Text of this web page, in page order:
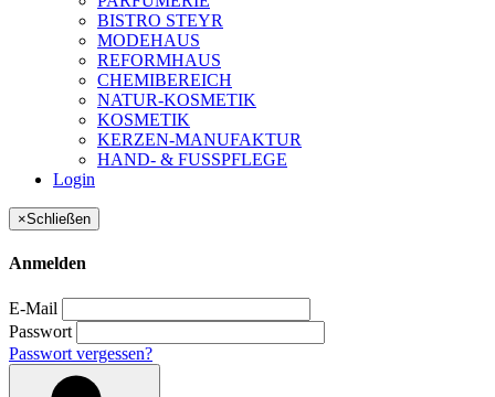
BISTRO STEYR
MODEHAUS
REFORMHAUS
CHEMIBEREICH
NATUR-KOSMETIK
KOSMETIK
KERZEN-MANUFAKTUR
HAND- & FUSSPFLEGE
Login
×Schließen
Anmelden
E-Mail
Passwort
Passwort vergessen?